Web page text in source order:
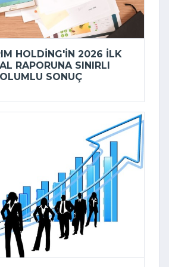
HOLDING'IN 2026 ILK
RAPORUNA SINIRLI
SONUÇ